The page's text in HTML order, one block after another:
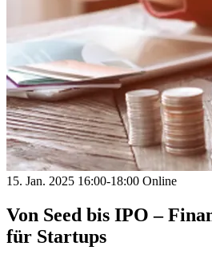
15. Jan. 2025 16:00-18:00 Online
Von Seed bis IPO –
für Startups